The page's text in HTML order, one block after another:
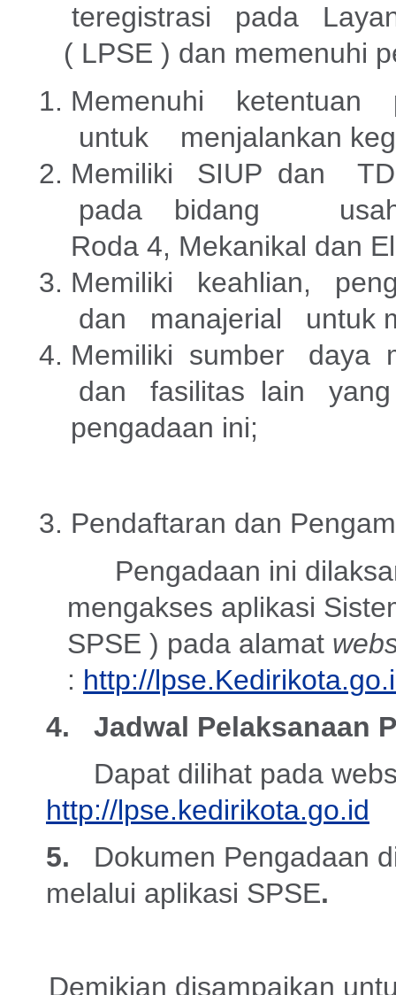
teregistrasi pada
( LPSE ) dan memenuhi
Memenuhi ketentuan
untuk menjalankan
Memiliki SIUP dan
pada bidang usaha
Roda 4, Mekanikal dan
Memiliki keahlian,
dan manajerial untuk
Memiliki sumber daya
dan fasilitas lain yang
pengadaan ini;
Pendaftaran dan
Pengadaan ini
mengakses aplikasi
SPSE ) pada alamat
: http://
4. Jadwal Pelaksanaan
Dapat dilihat pada
http://lpse.kedirikota.go.id
5. Dokumen Pengadaan
melalui aplikasi SPSE.
Demikian disampaikan